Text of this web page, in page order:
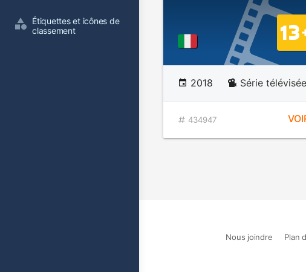
Étiquettes et icônes de
classement
2018 Série
434947
Nous joindre Plan